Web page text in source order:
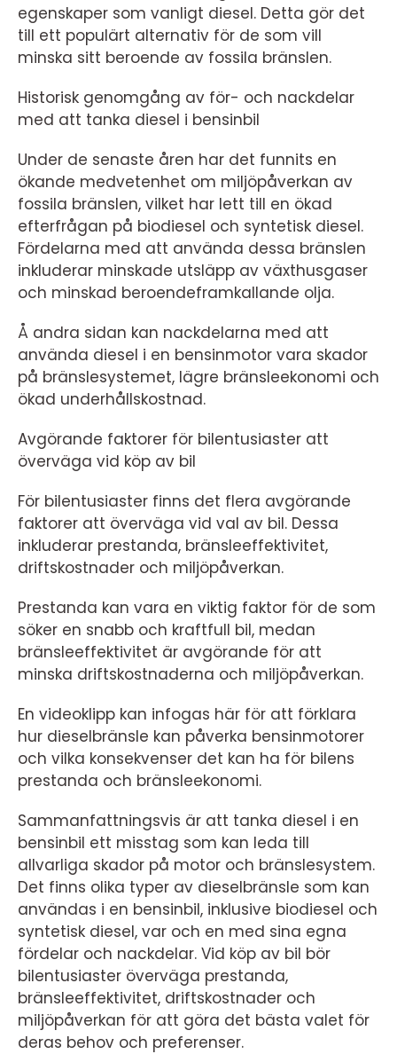
egenskaper som vanligt diesel. Detta gör det
till ett populärt alternativ för de som vill
minska sitt beroende av fossila bränslen.
Historisk genomgång av för- och nackdelar
med att tanka diesel i bensinbil
Under de senaste åren har det funnits en
ökande medvetenhet om miljöpåverkan av
fossila bränslen, vilket har lett till en ökad
efterfrågan på biodiesel och syntetisk diesel.
Fördelarna med att använda dessa bränslen
inkluderar minskade utsläpp av växthusgaser
och minskad beroendeframkallande olja.
Å andra sidan kan nackdelarna med att
använda diesel i en bensinmotor vara skador
på bränslesystemet, lägre bränsleekonomi och
ökad underhållskostnad.
Avgörande faktorer för bilentusiaster att
överväga vid köp av bil
För bilentusiaster finns det flera avgörande
faktorer att överväga vid val av bil. Dessa
inkluderar prestanda, bränsleeffektivitet,
driftskostnader och miljöpåverkan.
Prestanda kan vara en viktig faktor för de som
söker en snabb och kraftfull bil, medan
bränsleeffektivitet är avgörande för att
minska driftskostnaderna och miljöpåverkan.
En videoklipp kan infogas här för att förklara
hur dieselbränsle kan påverka bensinmotorer
och vilka konsekvenser det kan ha för bilens
prestanda och bränsleekonomi.
Sammanfattningsvis är att tanka diesel i en
bensinbil ett misstag som kan leda till
allvarliga skador på motor och bränslesystem.
Det finns olika typer av dieselbränsle som kan
användas i en bensinbil, inklusive biodiesel och
syntetisk diesel, var och en med sina egna
fördelar och nackdelar. Vid köp av bil bör
bilentusiaster överväga prestanda,
bränsleeffektivitet, driftskostnader och
miljöpåverkan för att göra det bästa valet för
deras behov och preferenser.